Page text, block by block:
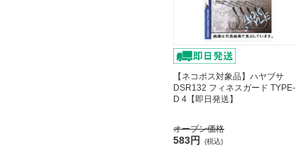
【ネコポス対象品】ハヤブサ
DSR132 フィネスガード TYPE-
D 4【即日発送】
オープン価格
583円 (税込)